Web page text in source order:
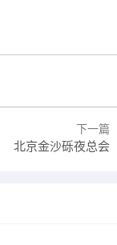
下一篇
北京金沙砾夜总会